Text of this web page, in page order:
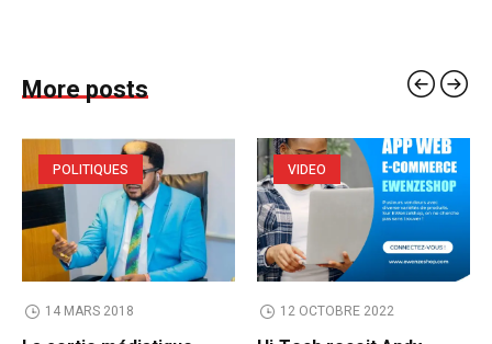
More posts
POLITIQUES
14 MARS 2018
VIDEO
12 OCTOBRE 2022